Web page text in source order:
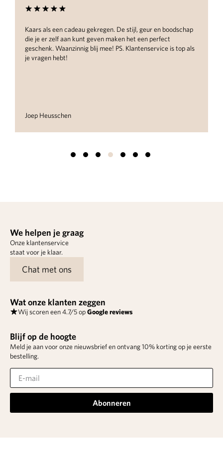
Kaars als een cadeau gekregen. De stijl, geur en boodschap
die je er zelf aan kunt geven maken het een perfect
geschenk. Waanzinnig blij mee! PS. Klantenservice is top als
je vragen hebt!
Joep Heusschen
We helpen je graag
Onze klantenservice
staat voor je klaar.
Chat met ons
Wat onze klanten zeggen
Wij scoren een 4.7/5 opGoogle reviews
Blijf op de hoogte
Meld je aan voor onze nieuwsbrief en ontvang 10% korting op je eerste
bestelling.
Abonneren